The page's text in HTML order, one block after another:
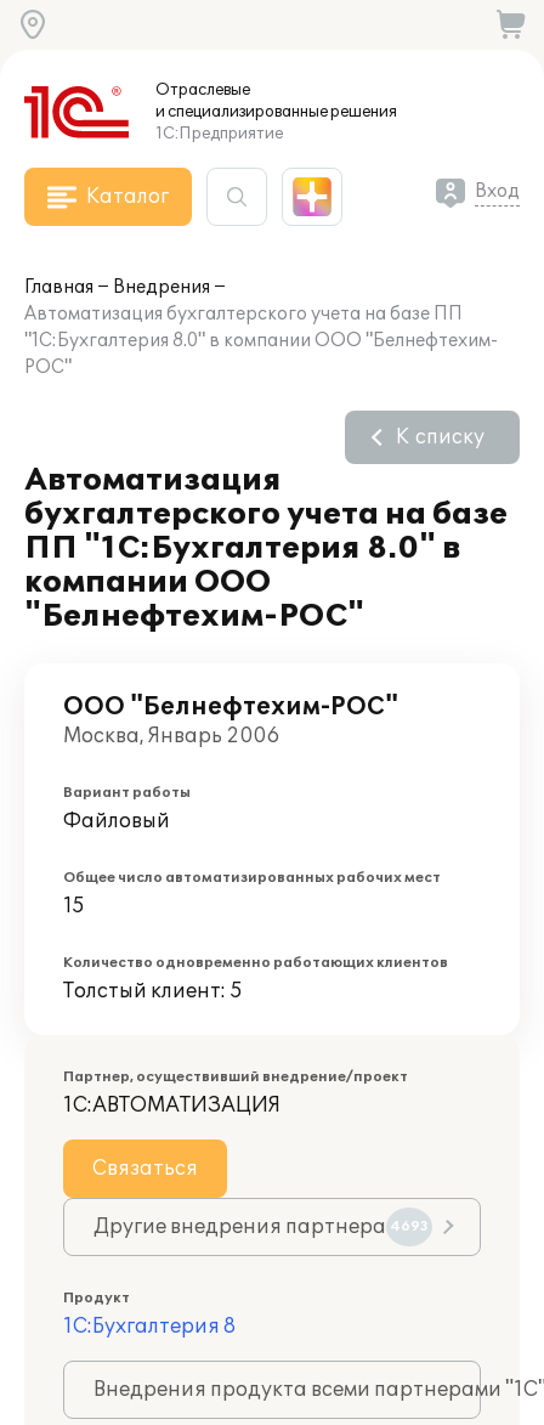
Отраслевые
и специализированныерешения
1С:Предприятие
Каталог Вход
Главная
Внедрения
Автоматизация бухгалтерского учета на базе ПП
"1С:Бухгалтерия 8.0" в компании ООО "Белнефтехим-
РОС"
Автоматизация
бухгалтерского учета на базе
ПП "1С:Бухгалтерия 8.0" в
компании ООО
"Белнефтехим-РОС"
К списку
ООО "Белнефтехим-РОС"
Москва, Январь 2006
Вариант работы
Файловый
Общее число автоматизированных рабочих мест
15
Количество одновременно работающих клиентов
Толстый клиент: 5
Партнер, осуществивший внедрение/проект
1С:АВТОМАТИЗАЦИЯ
Связаться
Другие внедрения партнера 4693
Продукт
1С:Бухгалтерия 8
Внедрения продукта всеми партнерами